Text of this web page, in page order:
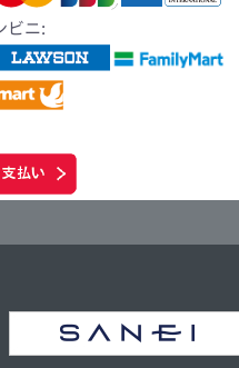
ビニ: